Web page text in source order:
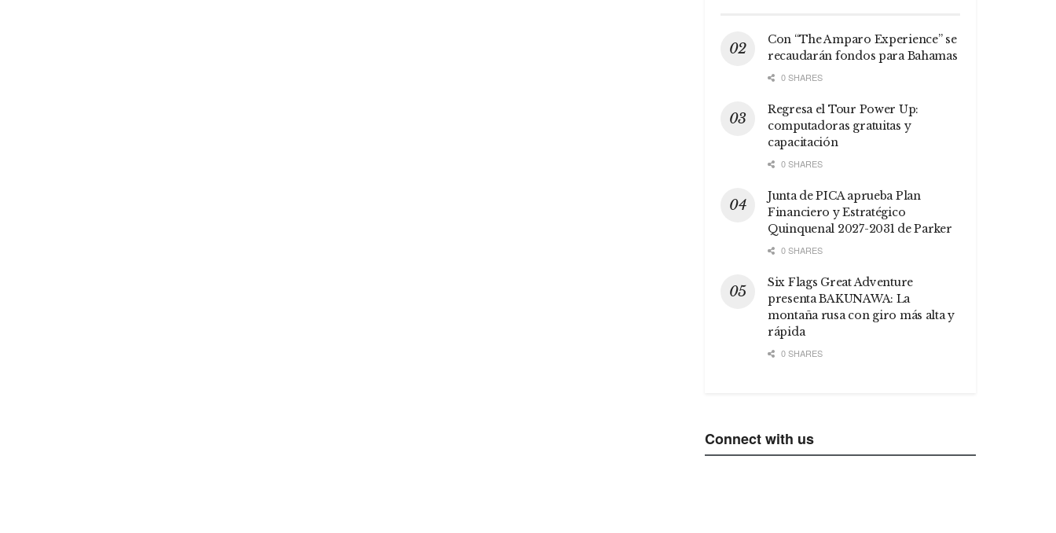
Con “The Amparo Experience” se
recaudarán fondos para Bahamas
0 SHARES
Regresa el Tour Power Up:
computadoras gratuitas y
capacitación
0 SHARES
Junta de PICA aprueba Plan
Financiero y Estratégico
Quinquenal 2027-2031 de Parker
0 SHARES
Six Flags Great Adventure
presenta BAKUNAWA: La
montaña rusa con giro más alta y
rápida
0 SHARES
Connect with us